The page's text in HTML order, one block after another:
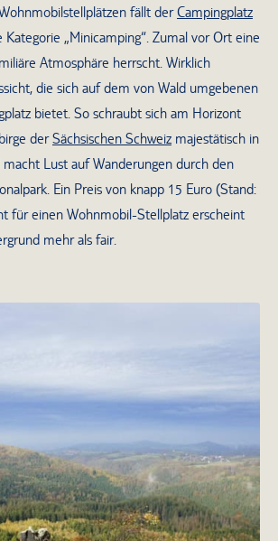
fällt derCampingplatz
Kategorie „Minicamping“. Zumal vor Ort eine
Atmosphäre herrscht. Wirklich
die sich auf dem von Wald umgebenen
bietet. So schraubt sich am Horizont
derSächsischen Schweiz majestätisch in
Lust auf Wanderungen durch den
Ein Preis von knapp 15 Euro (Stand:
für einen Wohnmobil-Stellplatz erscheint
mehr als fair.
die Sächsische Schweiz